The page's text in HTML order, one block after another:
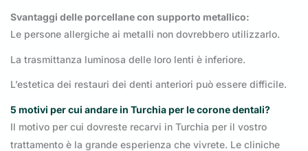
Svantaggi delle porcellane con supporto metallico:
Le persone allergiche ai metalli non dovrebbero utilizzarlo.
La trasmittanza luminosa delle loro lenti è inferiore.
L’estetica dei restauri dei denti anteriori può essere difficile.
5 motivi per cui andare in Turchia per le corone dentali?
Il motivo per cui dovreste recarvi in Turchia per il vostro
trattamento è la grande esperienza che vivrete. Le cliniche